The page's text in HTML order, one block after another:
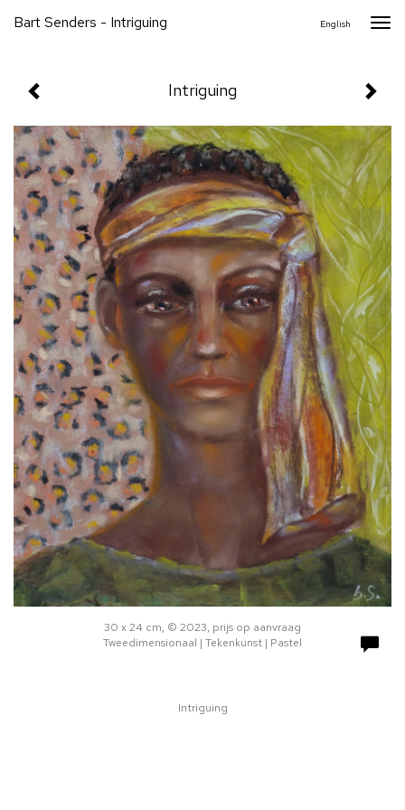
Bart Senders - Intriguing English
Intriguing
30 x 24 cm, © 2023, prijs op aanvraag
Tweedimensionaal | Tekenkunst | Pastel
Intriguing